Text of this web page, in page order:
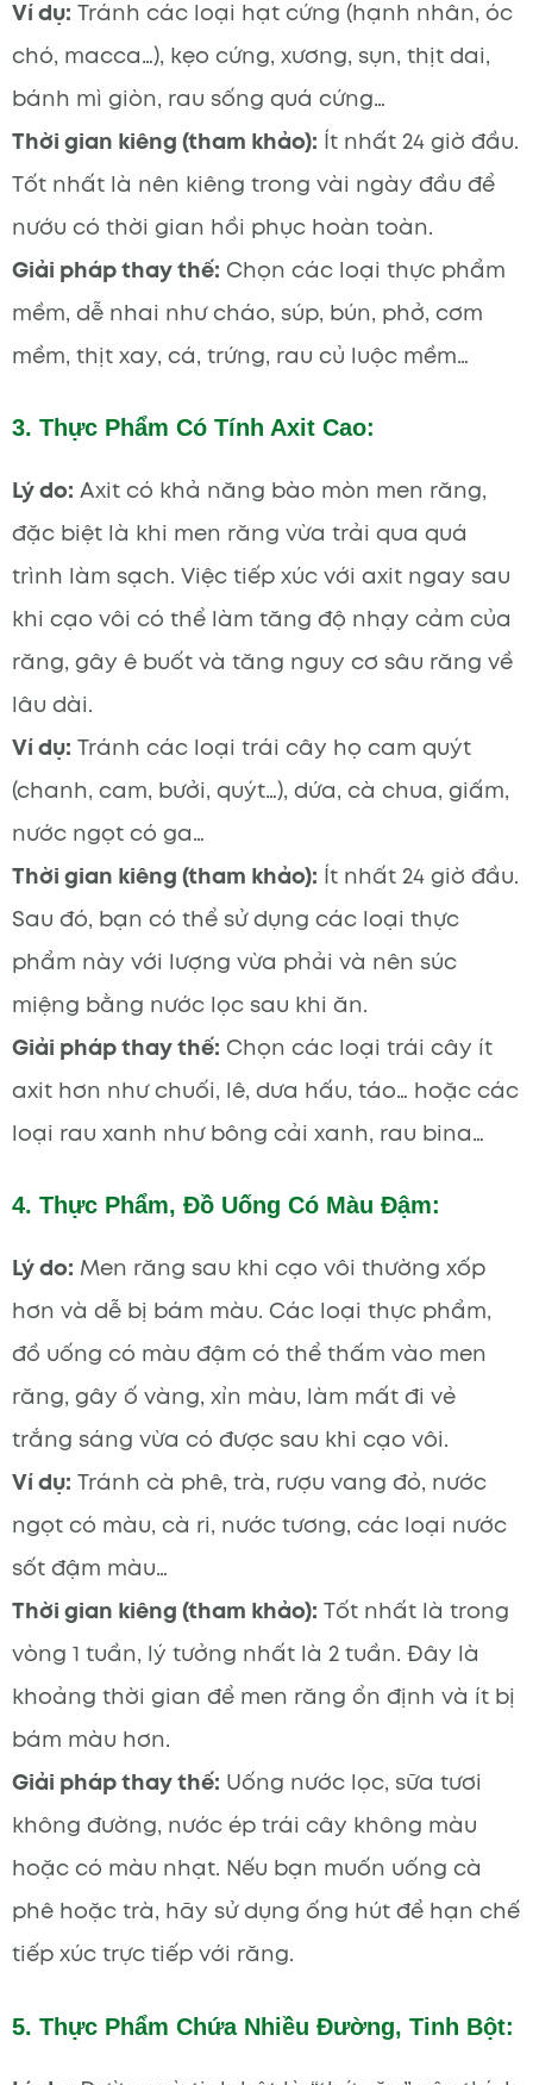
Ví dụ: Tránh các loại hạt cứng (hạnh nhân, óc
chó, macca…), kẹo cứng, xương, sụn, thịt dai,
bánh mì giòn, rau sống quá cứng…
Thời gian kiêng (tham khảo): Ít nhất 24 giờ đầu.
Tốt nhất là nên kiêng trong vài ngày đầu để
nướu có thời gian hồi phục hoàn toàn.
Giải pháp thay thế: Chọn các loại thực phẩm
mềm, dễ nhai như cháo, súp, bún, phở, cơm
mềm, thịt xay, cá, trứng, rau củ luộc mềm…
3. Thực Phẩm Có Tính Axit Cao:
Lý do: Axit có khả năng bào mòn men răng,
đặc biệt là khi men răng vừa trải qua quá
trình làm sạch. Việc tiếp xúc với axit ngay sau
khi cạo vôi có thể làm tăng độ nhạy cảm của
răng, gây ê buốt và tăng nguy cơ sâu răng về
lâu dài.
Ví dụ: Tránh các loại trái cây họ cam quýt
(chanh, cam, bưởi, quýt…), dứa, cà chua, giấm,
nước ngọt có ga…
Thời gian kiêng (tham khảo): Ít nhất 24 giờ đầu.
Sau đó, bạn có thể sử dụng các loại thực
phẩm này với lượng vừa phải và nên súc
miệng bằng nước lọc sau khi ăn.
Giải pháp thay thế: Chọn các loại trái cây ít
axit hơn như chuối, lê, dưa hấu, táo… hoặc các
loại rau xanh như bông cải xanh, rau bina…
4. Thực Phẩm, Đồ Uống Có Màu Đậm:
Lý do: Men răng sau khi cạo vôi thường xốp
hơn và dễ bị bám màu. Các loại thực phẩm,
đồ uống có màu đậm có thể thấm vào men
răng, gây ố vàng, xỉn màu, làm mất đi vẻ
trắng sáng vừa có được sau khi cạo vôi.
Ví dụ: Tránh cà phê, trà, rượu vang đỏ, nước
ngọt có màu, cà ri, nước tương, các loại nước
sốt đậm màu…
Thời gian kiêng (tham khảo): Tốt nhất là trong
vòng 1 tuần, lý tưởng nhất là 2 tuần. Đây là
khoảng thời gian để men răng ổn định và ít bị
bám màu hơn.
Giải pháp thay thế: Uống nước lọc, sữa tươi
không đường, nước ép trái cây không màu
hoặc có màu nhạt. Nếu bạn muốn uống cà
phê hoặc trà, hãy sử dụng ống hút để hạn chế
tiếp xúc trực tiếp với răng.
5. Thực Phẩm Chứa Nhiều Đường, Tinh Bột: